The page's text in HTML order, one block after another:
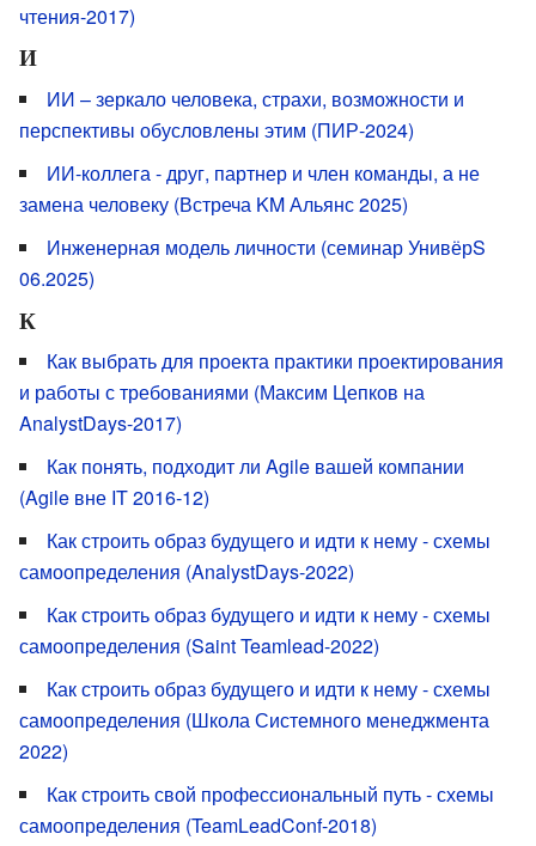
чтения-2017)
И
ИИ – зеркало человека, страхи, возможности и
перспективы обусловлены этим (ПИР-2024)
ИИ-коллега - друг, партнер и член команды, а не
замена человеку (Встреча KM Альянс 2025)
Инженерная модель личности (семинар УнивёрS
06.2025)
К
Как выбрать для проекта практики проектирования
и работы с требованиями (Максим Цепков на
AnalystDays-2017)
Как понять, подходит ли Agile вашей компании
(Agile вне IT 2016-12)
Как строить образ будущего и идти к нему - схемы
самоопределения (AnalystDays-2022)
Как строить образ будущего и идти к нему - схемы
самоопределения (Saint Teamlead-2022)
Как строить образ будущего и идти к нему - схемы
самоопределения (Школа Системного менеджмента
2022)
Как строить свой профессиональный путь - схемы
самоопределения (TeamLeadConf-2018)